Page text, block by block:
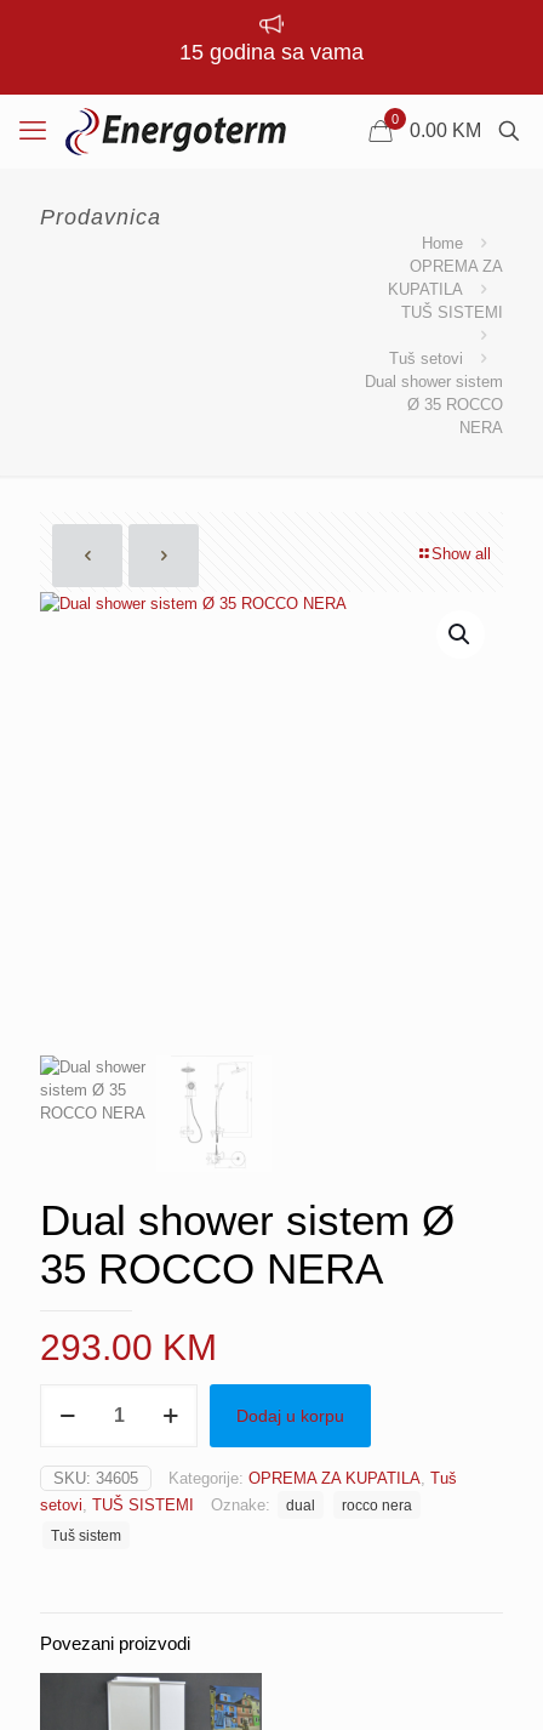
15 godina sa vama
0
0.00 KM
Prodavnica
Home
OPREMA ZA
KUPATILA
TUŠ SISTEMI
Tuš setovi
Dual shower sistem
Ø 35 ROCCO
NERA
Show all
Dual shower sistem Ø
35 ROCCO NERA
293.00 KM
shower
Ø
35
ROCCO
NERA
Dodaj u korpu
SKU: 34605 Kategorije: OPREMA ZA KUPATILA Tuš
setovi TUŠ SISTEMI Oznake: dual
rocco nera
Tuš sistem
Povezani proizvodi